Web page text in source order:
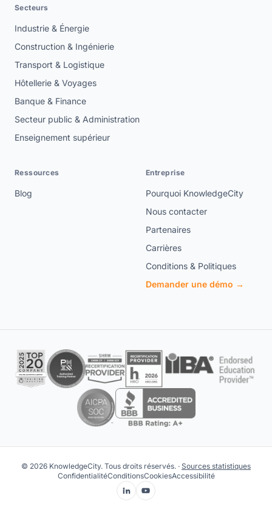
Secteurs
Industrie & Énergie
Construction & Ingénierie
Transport & Logistique
Hôtellerie & Voyages
Banque & Finance
Secteur public & Administration
Enseignement supérieur
Ressources
Blog
Entreprise
Pourquoi KnowledgeCity
Nous contacter
Partenaires
Carrières
Conditions & Politiques
Demander une démo →
© 2026 KnowledgeCity. Tous droits réservés. · Sources statistiques
ConfidentialitéConditionsCookiesAccessibilité